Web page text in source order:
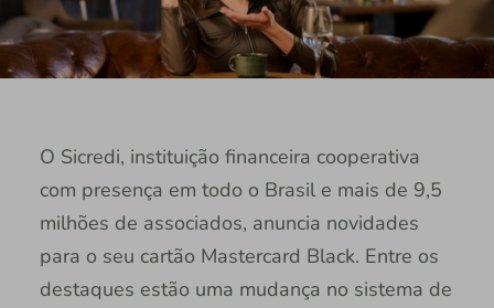
O Sicredi, instituição financeira cooperativa
com presença em todo o Brasil e mais de 9,5
milhões de associados, anuncia novidades
para o seu cartão Mastercard Black. Entre os
destaques estão uma mudança no sistema de